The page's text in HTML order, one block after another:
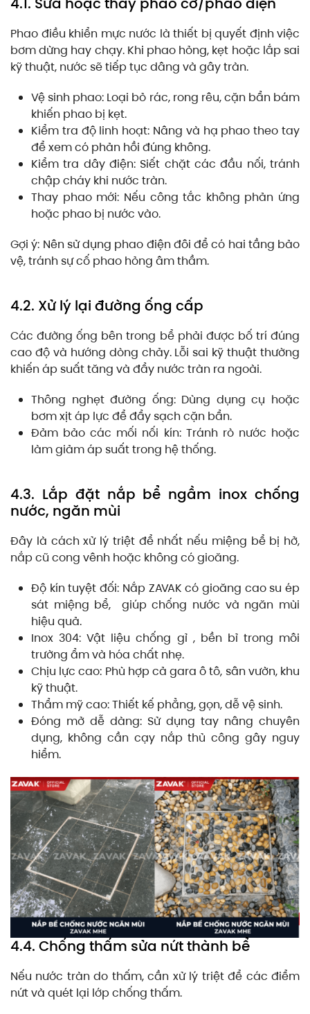
Phao điều khiển mực nước là thiết bị quyết định việc
bơm dừng hay chạy. Khi phao hỏng, kẹt hoặc lắp sai
kỹ thuật, nước sẽ tiếp tục dâng và gây tràn.
Vệ sinh phao: Loại bỏ rác, rong rêu, cặn bẩn bám
khiến phao bị kẹt.
Kiểm tra độ linh hoạt: Nâng và hạ phao theo tay
để xem có phản hồi đúng không.
Kiểm tra dây điện: Siết chặt các đầu nối, tránh
chập cháy khi nước tràn.
Thay phao mới: Nếu công tắc không phản ứng
hoặc phao bị nước vào.
Gợi ý: Nên sử dụng phao điện đôi để có hai tầng bảo
vệ, tránh sự cố phao hỏng âm thầm.
4.2. Xử lý lại đường ống cấp
Các đường ống bên trong bể phải được bố trí đúng
cao độ và hướng dòng chảy. Lỗi sai kỹ thuật thường
khiến áp suất tăng và đẩy nước tràn ra ngoài.
Thông nghẹt đường ống: Dùng dụng cụ hoặc
bơm xịt áp lực để đẩy sạch cặn bẩn.
Đảm bảo các mối nối kín: Tránh rò nước hoặc
làm giảm áp suất trong hệ thống.
4.3. Lắp đặt nắp bể ngầm inox chống
nước, ngăn mùi
Đây là cách xử lý triệt để nhất nếu miệng bể bị hở,
nắp cũ cong vênh hoặc không có gioăng.
Độ kín tuyệt đối: Nắp ZAVAK có gioăng cao su ép
sát miệng bể, giúp chống nước và ngăn mùi
hiệu quả.
Inox 304: Vật liệu chống gỉ , bền bỉ trong môi
trường ẩm và hóa chất nhẹ.
Chịu lực cao: Phù hợp cả gara ô tô, sân vườn, khu
kỹ thuật.
Thẩm mỹ cao: Thiết kế phẳng, gọn, dễ vệ sinh.
Đóng mở dễ dàng: Sử dụng tay nâng chuyên
dụng, không cần cạy nắp thủ công gây nguy
hiểm.
4.4. Chống thấm sửa nứt thành bể
Nếu nước tràn do thấm, cần xử lý triệt để các điểm
nứt và quét lại lớp chống thấm.